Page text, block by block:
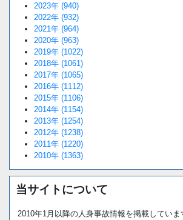
2023年 (940)
2022年 (932)
2021年 (964)
2020年 (963)
2019年 (1022)
2018年 (1061)
2017年 (1065)
2016年 (1112)
2015年 (1106)
2014年 (1154)
2013年 (1254)
2012年 (1238)
2011年 (1220)
2010年 (1363)
当サイトについて
2010年1月以降の人身事故情報を掲載していま